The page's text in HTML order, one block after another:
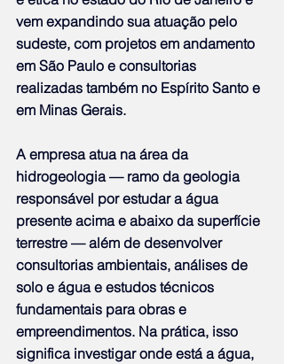
vem expandindo sua atuação pelo
sudeste, com projetos em andamento
em São Paulo e consultorias
realizadas também no Espírito Santo e
em Minas Gerais.
A empresa atua na área da
hidrogeologia — ramo da geologia
responsável por estudar a água
presente acima e abaixo da superfície
terrestre — além de desenvolver
consultorias ambientais, análises de
solo e água e estudos técnicos
fundamentais para obras e
empreendimentos. Na prática, isso
significa investigar onde está a água,